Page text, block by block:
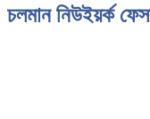
চলমান নিউইয়র্ক